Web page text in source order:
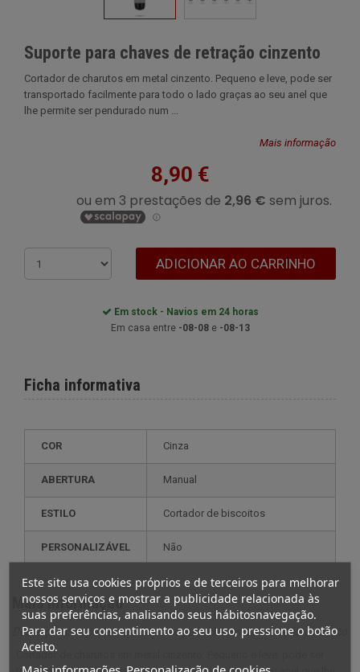
Este site usa cookies próprios e de terceiros para melhorar
nossos serviços e mostrar a publicidade relacionada às
suas preferências, analisando seus hábitosnavegação.
Para dar seu consentimento ao seu uso, pressione o botão
Aceito.
Mais informações Personalização de cookies
Suporte para chaves de retração cinzento
Cortador de charutos em metal cinzento. Pequeno e leve, pode ser
transportado facilmente para todo o lado graças ao seu anel que
lhe permite ser pendurado num ...
Mais informação
8,90 €
ADICIONAR AO CARRINHO
Em stock - Navios em 24 horas
Em casa entre -08-08e -08-13
Ficha informativa
COR Cinza
ABERTURA Manual
ESTILO cortador de biscoitos
PERSONALIZÁVEL não
Mais informação
Descrição completa para Suporte para chaves de retração cinzento
Cortador de charutos em metal cinzento. Pequeno e leve, pode ser